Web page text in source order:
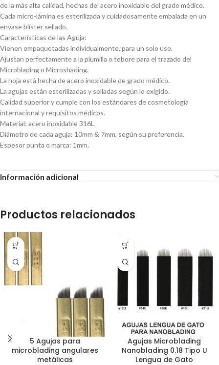
de la más alta calidad, hechas del acero inoxidable del grado médico.
Cada micro-lámina es esterilizada y cuidadosamente embalada en un
envase blíster sellado.
Características de las Aguja:
Vienen empaquetadas individualmente, para un solo uso.
Ajustan perfectamente a la plumilla o tebore para el trazado del
Microblading o Microshading.
La hoja está hecha de acero inoxidable de grado médico.
La agujas están esterilizadas y selladas según lo exigido.
Calidad superior y cumple con los estándares de cosmetología
internacional y requisitos médicos.
Material: acero inoxidable 316L.
Diámetro de cada aguja: 10mm & 7mm, según su preferencia.
Espesor punta o marca: 1mm.
Información adicional
Productos relacionados
5 Agujas para
microblading angulares
metálicas
Agujas Microblading
Nanoblading 0.18 Tipo U
Lengua de Gato